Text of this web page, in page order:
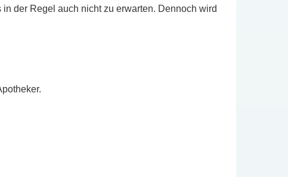
der Regel auch nicht zu erwarten. Dennoch wird